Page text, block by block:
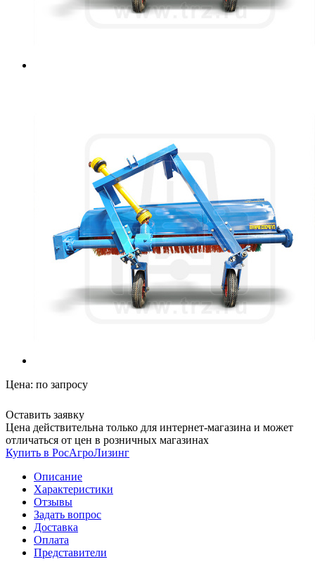
Цена: по запросу
Оставить заявку
Цена действительна только для интернет-магазина и может
отличаться от цен в розничных магазинах
Купить в РосАгроЛизинг
Описание
Характеристики
Отзывы
Задать вопрос
Доставка
Оплата
Представители